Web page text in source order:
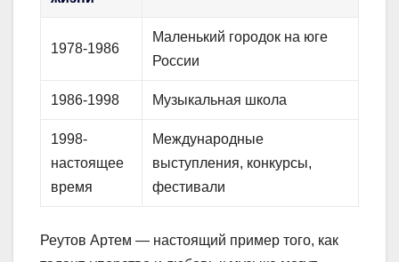
1978-1986
Маленький городок на юге
России
1986-1998 Музыкальная школа
1998-
настоящее
время
Международные
выступления, конкурсы,
фестивали
Реутов Артем — настоящий пример того, как